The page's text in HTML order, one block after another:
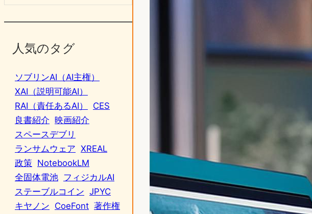
人気のタグ
ソブリンAI（AI主権）
XAI（説明可能AI）
RAI（責任あるAI）
CES
良書紹介 映画紹介
スペースデブリ
ランサムウェア XREAL
政策 NotebookLM
全固体電池 フィジカルAI
ステーブルコイン JPYC
キヤノン CoeFont 著作権